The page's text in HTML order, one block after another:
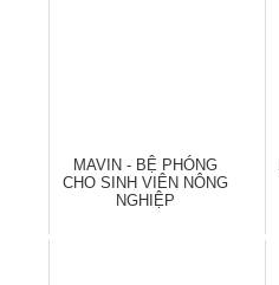
MAVIN - BỆ PHÓNG
CHO SINH VIÊN NÔNG
NGHIỆP